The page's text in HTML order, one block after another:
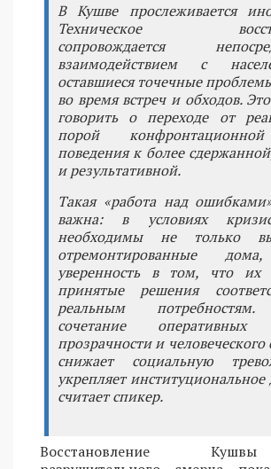
В Кушве прослеживается
Техническое
сопровождается
взаимодействием с
оставшиеся точечные
во время встреч и обходов.
говорить о переходе от
порой
поведения к более
и результативной.
Такая «работа над
важна: в условиях
необходимы не только
отремонтированные
уверенность в том, что их
принятые решения
реальным
сочетание оперативных
прозрачности и
снижает социальную
укрепляет институциональное
считает спикер.
Восстановление